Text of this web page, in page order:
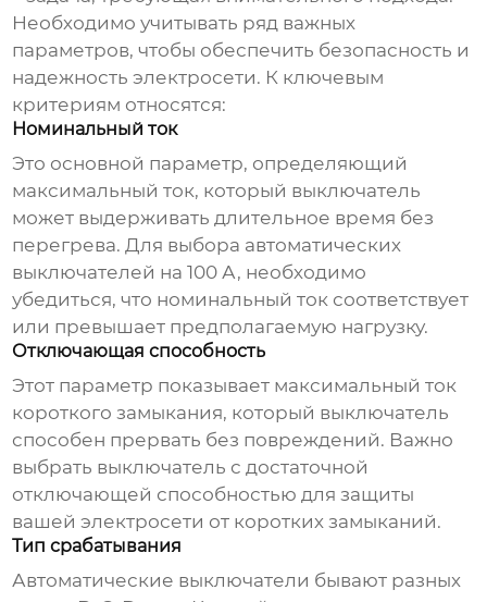
Необходимо учитывать ряд важных
параметров, чтобы обеспечить безопасность и
надежность электросети. К ключевым
критериям относятся:
Номинальный ток
Это основной параметр, определяющий
максимальный ток, который выключатель
может выдерживать длительное время без
перегрева. Для выбора автоматических
выключателей на 100 А, необходимо
убедиться, что номинальный ток соответствует
или превышает предполагаемую нагрузку.
Отключающая способность
Этот параметр показывает максимальный ток
короткого замыкания, который выключатель
способен прервать без повреждений. Важно
выбрать выключатель с достаточной
отключающей способностью для защиты
вашей электросети от коротких замыканий.
Тип срабатывания
Автоматические выключатели бывают разных